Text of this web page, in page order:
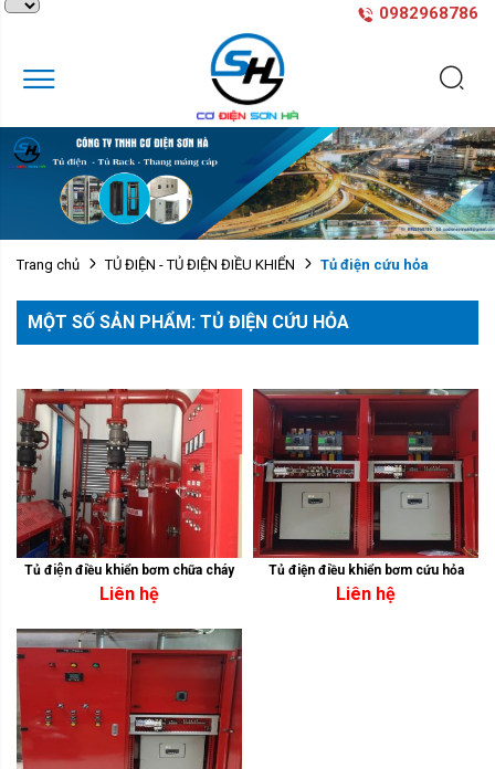
0982968786
Trang chủ TỦ ĐIỆN - TỦ ĐIỆN ĐIỀU KHIỂN Tủ điện cứu hỏa
MỘT SỐ SẢN PHẨM: TỦ ĐIỆN CỨU HỎA
Tủ điện điều khiển bơm chữa cháy
Liên hệ
Tủ điện điều khiển bơm cứu hỏa
Liên hệ